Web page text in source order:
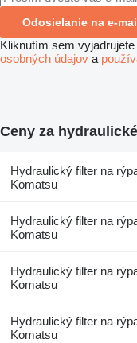
Odosielanie na e-
Kliknutím sem
osobných údajov a
Ceny za
Hydraulický filter na
Komatsu
Hydraulický filter na
Komatsu
Hydraulický filter na
Komatsu
Hydraulický filter na
Komatsu